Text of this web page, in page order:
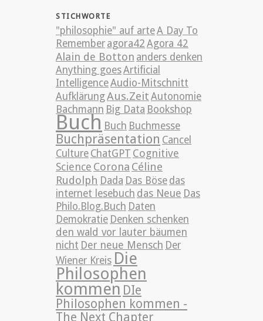
STICHWORTE
"philosophie" auf arteA Day To
Remember agora42 Agora 42
Alain de Botton anders denken
Anything goesArtificial
IntelligenceAudio-Mitschnitt
AufklärungAus.Zeit Autonomie
Bachmann Big Data Bookshop
Buch Buch Buchmesse
Buchpräsentation Cancel
Culture ChatGPT Cognitive
Science Corona Céline
Rudolph Dada Das Böse das
internet lesebuch das Neue Das
Philo.Blog.Buch Daten
Demokratie Denken schenken
den wald vor lauter bäumen
nicht Der neue Mensch Der
Wiener Kreis Die
Philosophen
kommen DIe
Philosophen kommen -
The Next Chapter